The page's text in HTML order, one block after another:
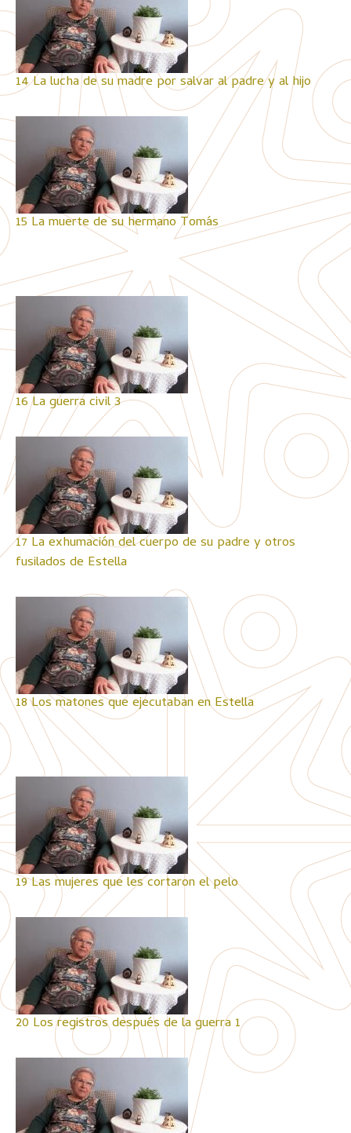
14 La lucha de su madre por salvar al padre y al hijo
15 La muerte de su hermano Tomás
16 La guerra civil 3
17 La exhumación del cuerpo de su padre y otros
fusilados de Estella
18 Los matones que ejecutaban en Estella
19 Las mujeres que les cortaron el pelo
20 Los registros después de la guerra 1